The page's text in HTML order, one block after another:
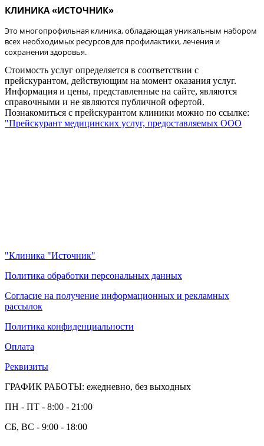
КЛИНИКА «ИСТОЧНИК»
Это многопрофильная клиника, обладающая уникальным набором
всех необходимых ресурсов для профилактики, лечения и
сохранения здоровья.
Стоимость услуг определяется в соответствии с
прейскурантом, действующим на момент оказания услуг.
Информация и цены, представленные на сайте, являются
справочными и не являются публичной офертой.
Познакомиться с прейскурантом клиники можно по ссылке:
"Прейскурант медицинских услуг, предоставляемых ООО
"Клиника "Источник"
Политика обработки персональных данных
Согласие на получение информационных и рекламных
рассылок
Политика конфиденциальности
Оплата
Реквизиты
ГРАФИК РАБОТЫ: ежедневно, без выходных
ПН - ПТ - 8:00 - 21:00
СБ, ВС - 9:00 - 18:00